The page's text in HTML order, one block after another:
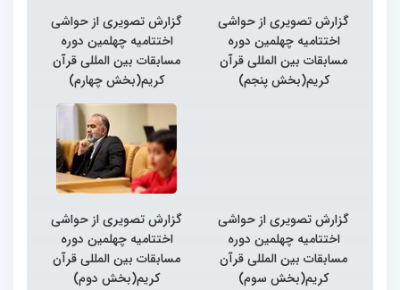
گزارش تصویری از حواشی
اختتامیه چهلمین دوره
مسابقات بین المللی قرآن
کریم(بخش پنجم)
گزارش تصویری از حواشی
اختتامیه چهلمین دوره
مسابقات بین المللی قرآن
کریم(بخش چهارم)
گزارش تصویری از حواشی
اختتامیه چهلمین دوره
مسابقات بین المللی قرآن
کریم(بخش سوم)
گزارش تصویری از حواشی
اختتامیه چهلمین دوره
مسابقات بین المللی قرآن
کریم(بخش دوم)